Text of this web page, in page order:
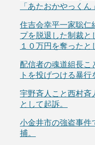
「あたおかやっく
住吉会幸平一家聡仁
プを脱退した制裁と
１０万円を奪ったと
配信者の魂道組長こ
トを投げつける暴行
宇野斉人こと西村斉
として起訴。
小金井市の強盗事件
捕。